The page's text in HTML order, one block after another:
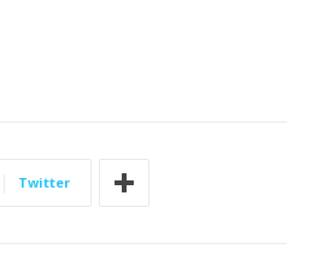
Twitter